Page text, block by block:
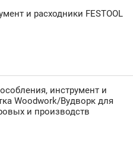
и расходники FESTOOL
инструмент и
Woodwork/Вудворк для
и производств